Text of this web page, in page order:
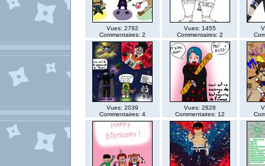
Vues: 2792
Commentaires: 2
Vues: 1455
Commentaires: 2
Vues: 2039
Commentaires: 4
Vues: 2828
Commentaires: 12